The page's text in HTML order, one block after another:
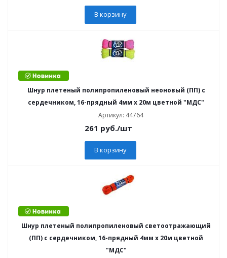
В корзину
Шнур плетеный полипропиленовый неоновый (ПП) с
сердечником, 16-прядный 4мм х 20м цветной "МДС"
Артикул: 44764
261 руб./шт
В корзину
Шнур плетеный полипропиленовый светоотражающий
(ПП) с сердечником, 16-прядный 4мм х 20м цветной
"МДС"